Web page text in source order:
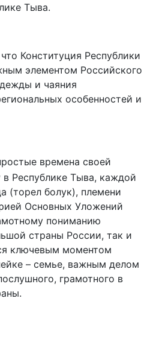
Тыва.
Конституция Республики
элементом Российского
и чаяния
особенностей и
времена своей
Республике Тыва, каждой
(торел болук), племени
Основных Уложений
пониманию
страны России, так и
ключевым моментом
– семье, важным делом
грамотного в